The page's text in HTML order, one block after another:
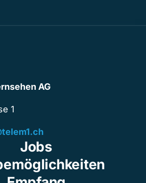
AG
1
Jobs